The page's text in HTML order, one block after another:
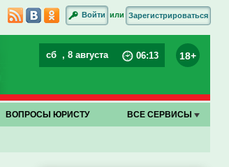
Войти или Зарегистрироваться
сб , 8 августа 06:13 18+
ВОПРОСЫ ЮРИСТУ ВСЕ СЕРВИСЫ